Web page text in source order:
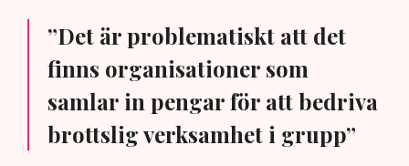
”Det är problematiskt att det
finns organisationer som
samlar in pengar för att bedriva
brottslig verksamhet i grupp”